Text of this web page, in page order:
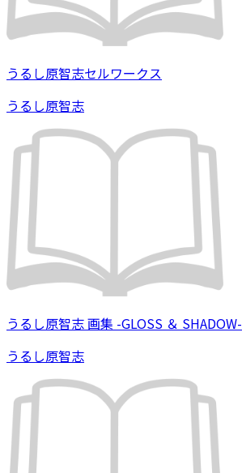
うるし原智志セルワークス
うるし原智志
うるし原智志 画集 -GLOSS ＆ SHADOW-
うるし原智志